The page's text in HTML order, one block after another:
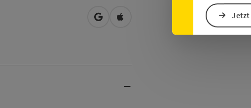
Jetzt
in Google Maps öffnen
in Apple Maps öffnen